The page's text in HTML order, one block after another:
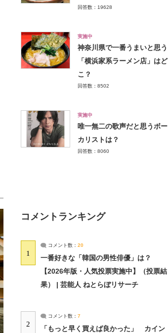
回答数：19628
実施中
神奈川県で一番うまいと思う
「横浜家系ラーメン店」はど
こ？
回答数：8502
実施中
唯一無二の歌声だと思うボー
カリストは？
回答数：8060
コメントランキング
1
コメント数： 20
一番好きな「韓国の男性俳優」は？
【2026年版・人気投票実施中】（投票結
果） | 芸能人 ねとらぼリサーチ
2
コメント数： 7
「もっと早く買えば良かった」 カイン